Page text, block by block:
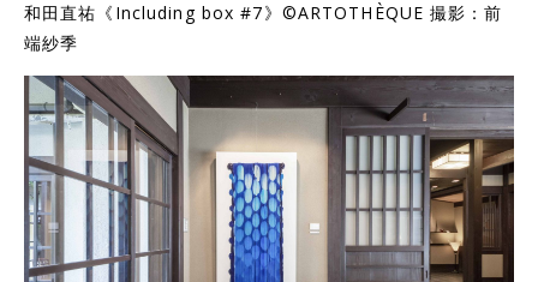
和田直祐《 Including box #7》 ©ARTOTHÈQUE 撮影：前
端紗季